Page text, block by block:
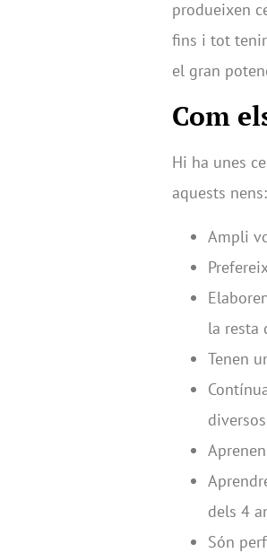
produeixen
fins i tot
el gran
Com
Hi ha unes
aquests nens:
Ampli
la resta
Tenen
dels 4
Són